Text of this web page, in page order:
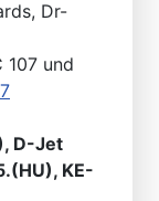
Dr-
107 und
D-Jet
KE-